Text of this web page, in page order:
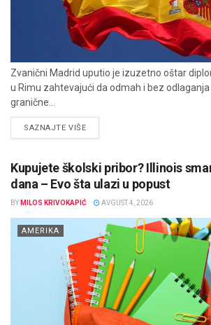
Zvanični Madrid uputio je izuzetno oštar
u Rimu zahtevajući da odmah i bez
granične...
SAZNAJTE VIŠEDETAILS
Kupujete školski pribor? Illinois
dana – Evo šta ulazi u popust
BY MILOS KRIVOKAPIĆ AVGUST 4, 2026
AMERIKA